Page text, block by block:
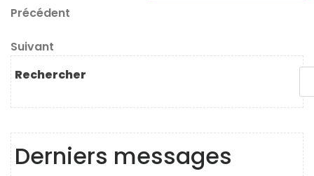
Navigation
de
l’article
Article
Précédent
Article
suivant
Suivant
Rechercher
Derniers messages